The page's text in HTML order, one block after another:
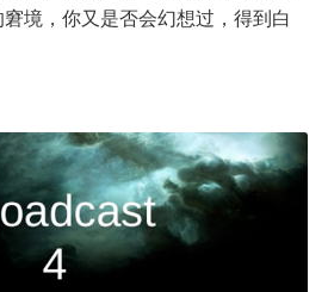
境，你又是否会幻想过，得到白